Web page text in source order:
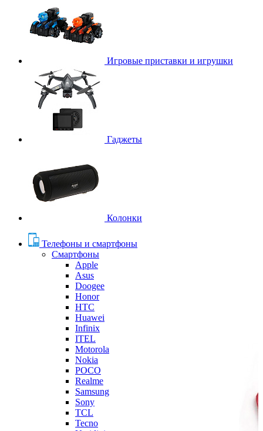
Игровые приставки и игрушки
Гаджеты
Колонки
Телефоны и смартфоны
Смартфоны
Apple
Asus
Doogee
Honor
HTC
Huawei
Infinix
ITEL
Motorola
Nokia
POCO
Realme
Samsung
Sony
TCL
Tecno